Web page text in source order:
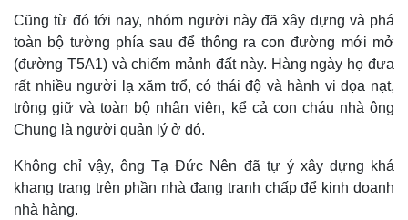
Cũng từ đó tới nay, nhóm người này đã xây dựng và phá
toàn bộ tường phía sau để thông ra con đường mới mở
(đường T5A1) và chiếm mảnh đất này. Hàng ngày họ đưa
rất nhiều người lạ xăm trổ, có thái độ và hành vi dọa nạt,
trông giữ và toàn bộ nhân viên, kể cả con cháu nhà ông
Chung là người quản lý ở đó.
Không chỉ vậy, ông Tạ Đức Nên đã tự ý xây dựng khá
khang trang trên phần nhà đang tranh chấp để kinh doanh
nhà hàng.